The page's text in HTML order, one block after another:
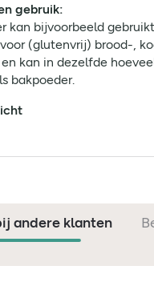
gebruik:
kan bijvoorbeeld
(glutenvrij) brood-,
kan in dezelfde
bakpoeder.
andere klanten